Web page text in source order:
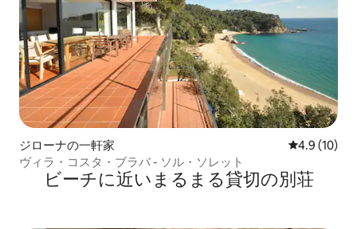
ジローナの一軒家 レビュー10
4.9 (10)
ヴィラ・コスタ・ブラバ - ソル・ソレット
ビーチに近いまるまる貸切の別荘